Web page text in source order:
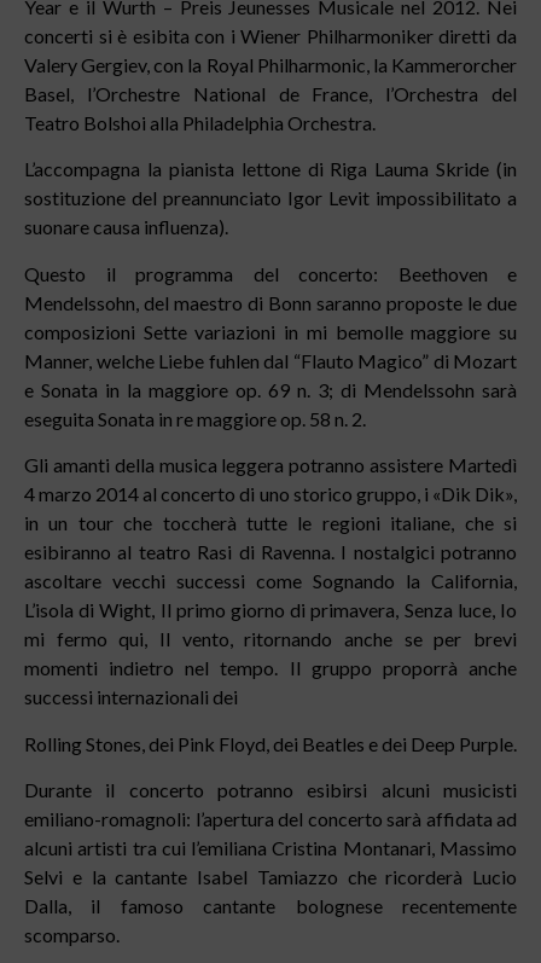
Year e il Wurth – Preis Jeunesses Musicale nel 2012. Nei
concerti si è esibita con i Wiener Philharmoniker diretti da
Valery Gergiev, con la Royal Philharmonic, la Kammerorcher
Basel, l’Orchestre National de France, l’Orchestra del
Teatro Bolshoi alla Philadelphia Orchestra.
L’accompagna la pianista lettone di Riga Lauma Skride (in
sostituzione del preannunciato Igor Levit impossibilitato a
suonare causa influenza).
Questo il programma del concerto: Beethoven e
Mendelssohn, del maestro di Bonn saranno proposte le due
composizioni Sette variazioni in mi bemolle maggiore su
Manner, welche Liebe fuhlen dal “Flauto Magico” di Mozart
e Sonata in la maggiore op. 69 n. 3; di Mendelssohn sarà
eseguita Sonata in re maggiore op. 58 n. 2.
Gli amanti della musica leggera potranno assistere Martedì
4 marzo 2014 al concerto di uno storico gruppo, i «Dik Dik»,
in un tour che toccherà tutte le regioni italiane, che si
esibiranno al teatro Rasi di Ravenna. I nostalgici potranno
ascoltare vecchi successi come Sognando la California,
L’isola di Wight, Il primo giorno di primavera, Senza luce, Io
mi fermo qui, Il vento, ritornando anche se per brevi
momenti indietro nel tempo. Il gruppo proporrà anche
successi internazionali dei
Rolling Stones, dei Pink Floyd, dei Beatles e dei Deep Purple.
Durante il concerto potranno esibirsi alcuni musicisti
emiliano-romagnoli: l’apertura del concerto sarà affidata ad
alcuni artisti tra cui l’emiliana Cristina Montanari, Massimo
Selvi e la cantante Isabel Tamiazzo che ricorderà Lucio
Dalla, il famoso cantante bolognese recentemente
scomparso.